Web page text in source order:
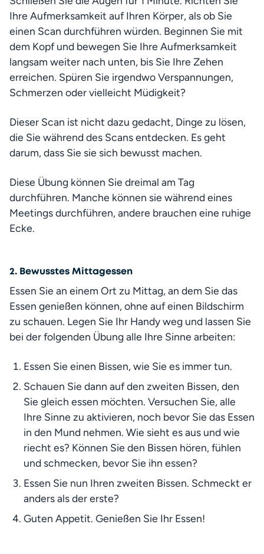
Ihre Aufmerksamkeit auf Ihren Körper, als ob Sie
einen Scan durchführen würden. Beginnen Sie mit
dem Kopf und bewegen Sie Ihre Aufmerksamkeit
langsam weiter nach unten, bis Sie Ihre Zehen
erreichen. Spüren Sie irgendwo Verspannungen,
Schmerzen oder vielleicht Müdigkeit?
Dieser Scan ist nicht dazu gedacht, Dinge zu lösen,
die Sie während des Scans entdecken. Es geht
darum, dass Sie sie sich bewusst machen.
Diese Übung können Sie dreimal am Tag
durchführen. Manche können sie während eines
Meetings durchführen, andere brauchen eine ruhige
Ecke.
2. Bewusstes Mittagessen
Essen Sie an einem Ort zu Mittag, an dem Sie das
Essen genießen können, ohne auf einen Bildschirm
zu schauen. Legen Sie Ihr Handy weg und lassen Sie
bei der folgenden Übung alle Ihre Sinne arbeiten:
Essen Sie einen Bissen, wie Sie es immer tun.
Schauen Sie dann auf den zweiten Bissen, den
Sie gleich essen möchten. Versuchen Sie, alle
Ihre Sinne zu aktivieren, noch bevor Sie das Essen
in den Mund nehmen. Wie sieht es aus und wie
riecht es? Können Sie den Bissen hören, fühlen
und schmecken, bevor Sie ihn essen?
Essen Sie nun Ihren zweiten Bissen. Schmeckt er
anders als der erste?
Guten Appetit. Genießen Sie Ihr Essen!